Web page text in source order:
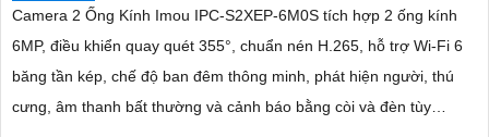
Camera 2 Ống Kính Imou IPC-S2XEP-6M0S tích hợp 2 ống kính
6MP, điều khiển quay quét 355°, chuẩn nén H.265, hỗ trợ Wi-Fi 6
băng tần kép, chế độ ban đêm thông minh, phát hiện người, thú
cưng, âm thanh bất thường và cảnh báo bằng còi và đèn tùy